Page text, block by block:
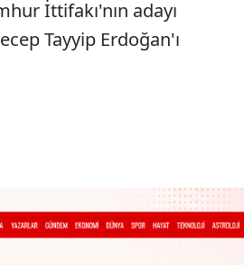
İttifakı'nın adayı
Tayyip Erdoğan'ı